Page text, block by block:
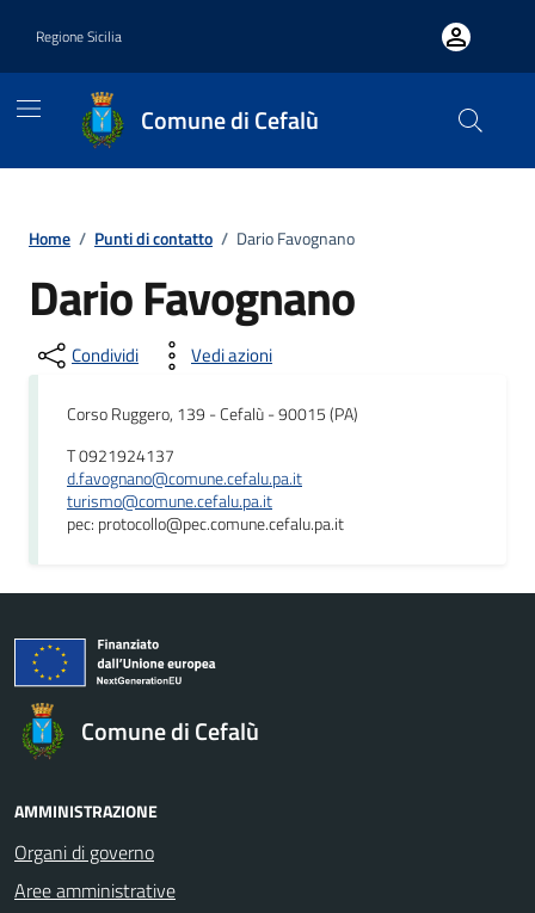
Regione Sicilia
Comune di Cefalù
Home / Punti di contatto / Dario Favognano
Dario Favognano
Condividi Vedi azioni
Corso Ruggero, 139 - Cefalù - 90015 (PA)
T 0921924137
d.favognano@comune.cefalu.pa.it
turismo@comune.cefalu.pa.it
pec: protocollo@pec.comune.cefalu.pa.it
Comune di Cefalù
AMMINISTRAZIONE
Organi di governo
Aree amministrative